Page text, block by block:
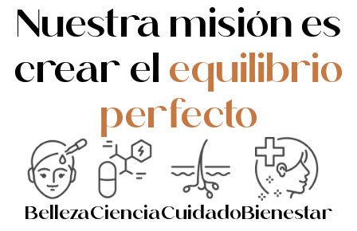
Nuestra misión es
crear el equilibrio
perfecto
BellezaCienciaCuidadoBienestar